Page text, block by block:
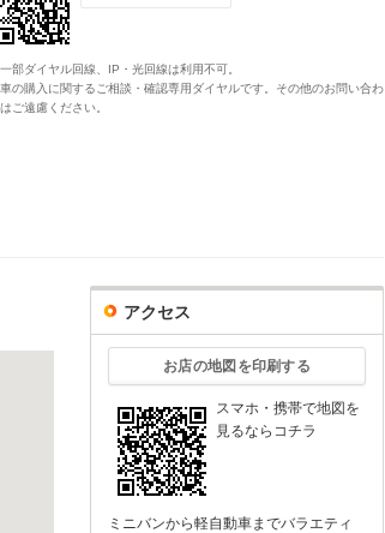
部ダイヤル回線、IP・光回線は利用不可。
の購入に関するご相談・確認専用ダイヤルです。その他のお問い合わ
ご遠慮ください。
アクセス
お店の地図を印刷する
スマホ・携帯で地図を
見るならコチラ
ミニバンから軽自動車までバラエティ